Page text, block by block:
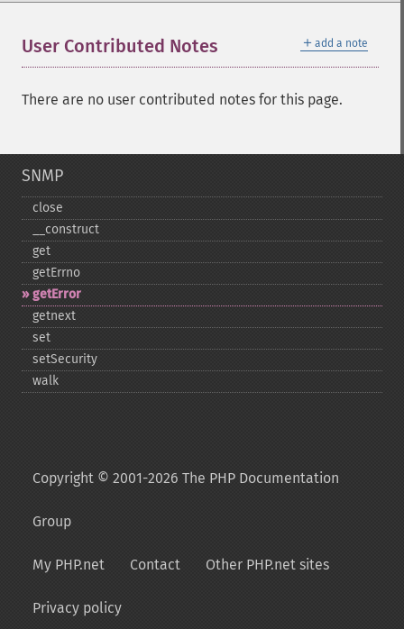
＋ add a note
User Contributed Notes
There are no user contributed notes for this page.
SNMP
close
_​_​construct
get
getErrno
getError
getnext
set
setSecurity
walk
Copyright © 2001-2026 The PHP Documentation
Group
My PHP.net Contact Other PHP.net sites
Privacy policy